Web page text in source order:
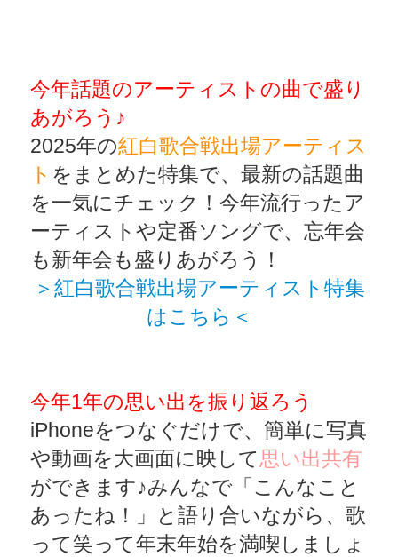
今年話題のアーティストの曲で盛り
あがろう♪
2025年の紅白歌合戦出場アーティス
ト をまとめた特集で、最新の話題曲
を一気にチェック！今年流行ったア
ーティストや定番ソングで、忘年会
も新年会も盛りあがろう！
＞紅白歌合戦出場アーティスト特集
はこちら＜
今年1年の思い出を振り返ろう
iPhoneをつなぐだけで、簡単に写真
や動画を大画面に映して思い出共有
ができます♪みんなで「こんなこと
あったね！」と語り合いながら、歌
って笑って年末年始を満喫しましょ